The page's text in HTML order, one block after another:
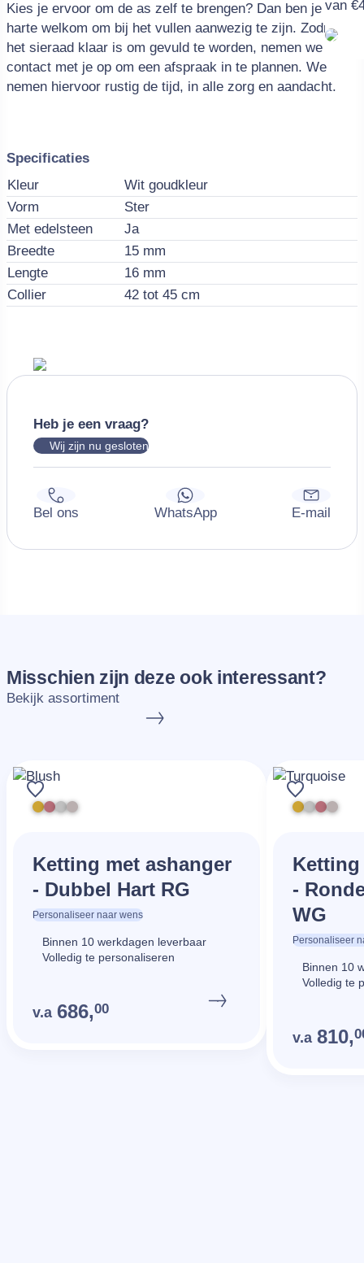
van
Kies je ervoor om de as zelf te brengen? Dan ben je van
harte welkom om bij het vullen aanwezig te zijn. Zodra
het sieraad klaar is om gevuld te worden, nemen we
contact met je op om een afspraak in te plannen. We
nemen hiervoor rustig de tijd, in alle zorg en aandacht.
Specificaties
Kleur
Wit goudkleur
Vorm
Ster
Met edelsteen
Ja
Breedte
15 mm
Lengte
16 mm
Collier
42 tot 45 cm
Heb je een vraag?
Wij zijn nu gesloten
Misschien zijn deze ook interessant?
Bekijk assortiment
Ketting met ashanger
- Dubbel Hart RG
Personaliseer naar wens
Binnen 10 werkdagen leverbaar
Volledig te personaliseren
v.a 686,00
Ketting
-
WG
Personaliseer
Binnen 10
Volledig te
v.a 810,